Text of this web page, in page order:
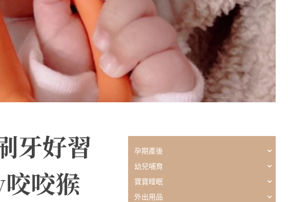
牙好習
咬猴
孕期產後
幼兒哺育
寶寶睡眠
外出用品